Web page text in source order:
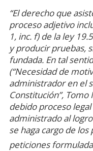
“El derecho que
proceso adjetivo
1, inc. f) de la ley
y producir pruebas,
fundada. En tal
(“Necesidad de
administrador en el
Constitución”, Tomo
debido proceso
administrado al
se haga cargo de
peticiones